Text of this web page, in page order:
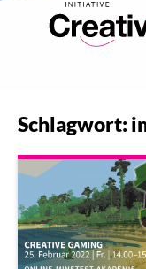
Schlagwort: